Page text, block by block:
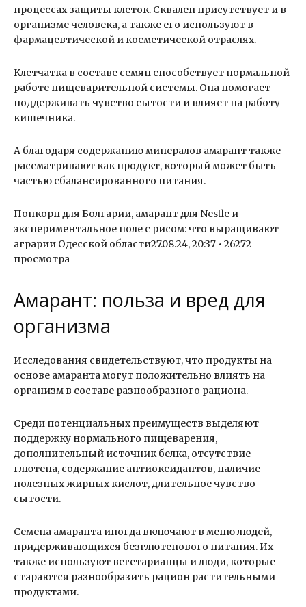
процессах защиты клеток. Сквален присутствует и в
организме человека, а также его используют в
фармацевтической и косметической отраслях.
Клетчатка в составе семян способствует нормальной
работе пищеварительной системы. Она помогает
поддерживать чувство сытости и влияет на работу
кишечника.
А благодаря содержанию минералов амарант также
рассматривают как продукт, который может быть
частью сбалансированного питания.
Попкорн для Болгарии, амарант для Nestle и
экспериментальное поле с рисом: что выращивают
аграрии Одесской области27.08.24, 20:37 • 26272
просмотра
Амарант: польза и вред для
организма
Исследования свидетельствуют, что продукты на
основе амаранта могут положительно влиять на
организм в составе разнообразного рациона.
Среди потенциальных преимуществ выделяют
поддержку нормального пищеварения,
дополнительный источник белка, отсутствие
глютена, содержание антиоксидантов, наличие
полезных жирных кислот, длительное чувство
сытости.
Семена амаранта иногда включают в меню людей,
придерживающихся безглютенового питания. Их
также используют вегетарианцы и люди, которые
стараются разнообразить рацион растительными
продуктами.